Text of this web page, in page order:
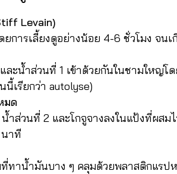
Levain)
ยการเลี้ยงดูอย่างน้อย 4-6 ชั่วโมง จน
ละน้ำส่วนที่ 1 เข้าด้วยกันในชามใหญ่
เรียกว่า autolyse)
มด
น้ำส่วนที่ 2 และโกจูจางลงในแป้งที่ผส
าที
ที่ทาน้ำมันบาง ๆ คลุมด้วยพลาสติกแร